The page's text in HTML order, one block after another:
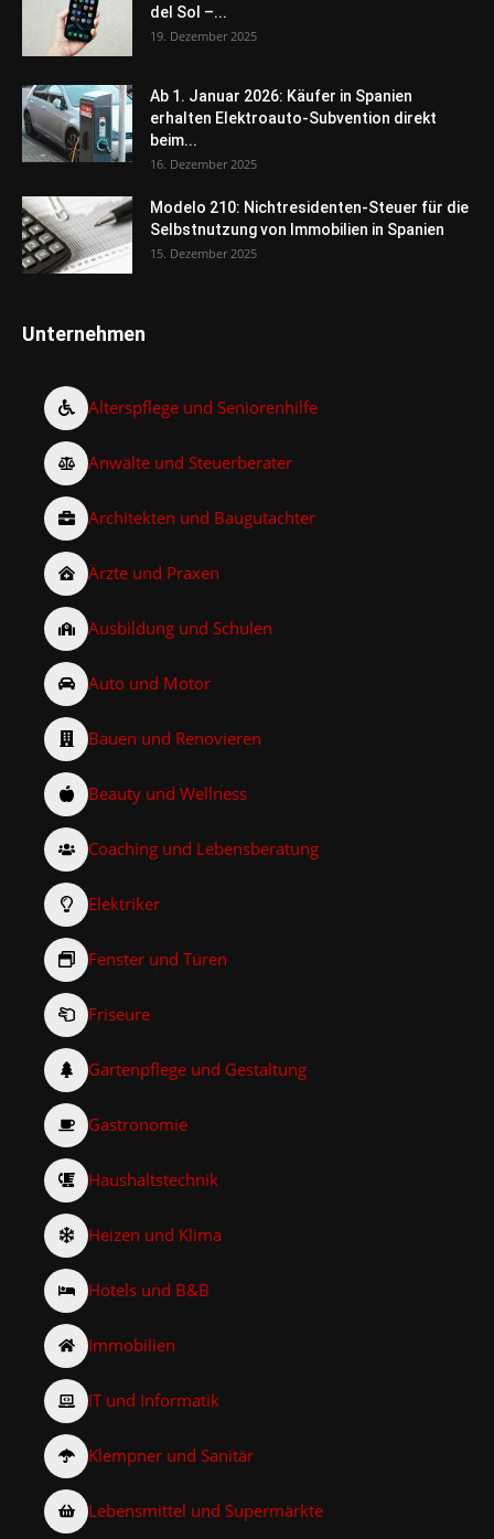
del Sol –...
19. Dezember 2025
Ab 1. Januar 2026: Käufer in Spanien
erhalten Elektroauto-Subvention direkt
beim...
16. Dezember 2025
Modelo 210: Nichtresidenten-Steuer für die
Selbstnutzung von Immobilien in Spanien
15. Dezember 2025
Unternehmen
Alterspflege und Seniorenhilfe
Anwälte und Steuerberater
Architekten und Baugutachter
Ärzte und Praxen
Ausbildung und Schulen
Auto und Motor
Bauen und Renovieren
Beauty und Wellness
Coaching und Lebensberatung
Elektriker
Fenster und Türen
Friseure
Gartenpflege und Gestaltung
Gastronomie
Haushaltstechnik
Heizen und Klima
Hotels und B&B
Immobilien
IT und Informatik
Klempner und Sanitär
Lebensmittel und Supermärkte